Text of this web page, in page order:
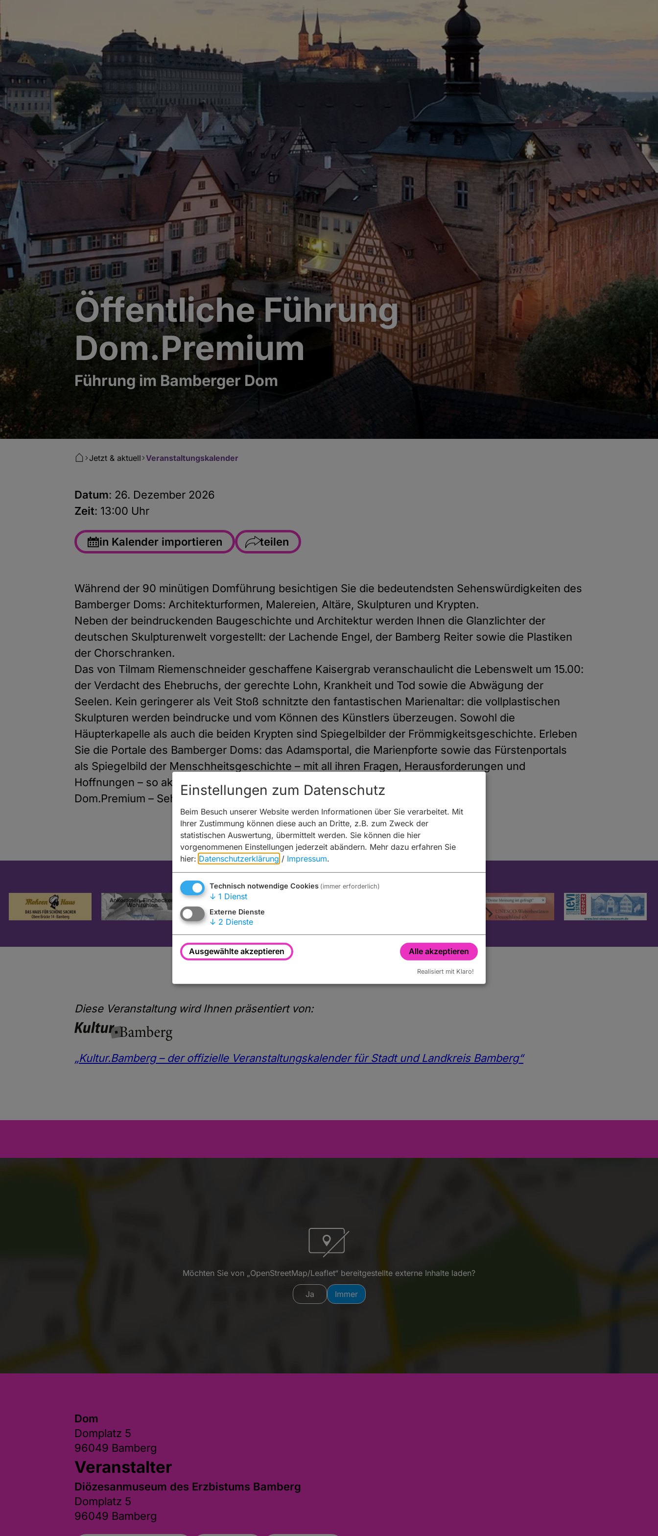
Öffentliche Führung
Dom.Premium
Führung im Bamberger Dom
Veranstaltungskalender
Jetzt & aktuell
Datum: 26. Dezember 2026
Zeit: 13:00 Uhr
in Kalender importieren teilen
WhatsApp
Link kopieren
E-Mail
Während der 90 minütigen Domführung besichtigen Sie die bedeutendsten Sehenswürdigkeiten des
Bamberger Doms: Architekturformen, Malereien, Altäre, Skulpturen und Krypten.
Neben der beindruckenden Baugeschichte und Architektur werden Ihnen die Glanzlichter der
deutschen Skulpturenwelt vorgestellt: der Lachende Engel, der Bamberg Reiter sowie die Plastiken
der Chorschranken.
Das von Tilmam Riemenschneider geschaffene Kaisergrab veranschaulicht die Lebenswelt um 15.00:
der Verdacht des Ehebruchs, der gerechte Lohn, Krankheit und Tod sowie die Abwägung der
Seelen. Kein geringerer als Veit Stoß schnitzte den fantastischen Marienaltar: die vollplastischen
Skulpturen werden beindrucke und vom Können des Künstlers überzeugen. Sowohl die
Häupterkapelle als auch die beiden Krypten sind Spiegelbilder der Frömmigkeitsgeschichte. Erleben
Sie die Portale des Bamberger Doms: das Adamsportal, die Marienpforte sowie das Fürstenportals
als Spiegelbild der Menschheitsgeschichte – mit all ihren Fragen, Herausforderungen und
Hoffnungen – so aktuell wie vor Hunderten von Jahren.
Dom.Premium – Sehenswert. Überwältigend. Aktuell
Diese Veranstaltung wird Ihnen präsentiert von:
„Kultur.Bamberg – der offizielle Veranstaltungskalender für Stadt und Landkreis Bamberg“
Möchten Sie von „OpenStreetMap/Leaflet“ bereitgestellte externe Inhalte laden?
Ja Immer
Dom
Domplatz 5
96049 Bamberg
Veranstalter
Diözesanmuseum des Erzbistums Bamberg
Domplatz 5
96049 Bamberg
Einstellungen zum Datenschutz
Beim Besuch unserer Website werden Informationen über Sie verarbeitet. Mit
Ihrer Zustimmung können diese auch an Dritte, z.B. zum Zweck der
statistischen Auswertung, übermittelt werden. Sie können die hier
vorgenommenen Einstellungen jederzeit abändern. Mehr dazu erfahren Sie
hier: Datenschutzerklärung / Impressum.
Technisch notwendige Cookies (immer erforderlich)
↓ 1 Dienst
Externe Dienste
↓ 2 Dienste
Ausgewählte akzeptieren Alle akzeptieren
Realisiert mit Klaro!